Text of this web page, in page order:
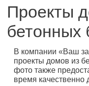
Проекты
бетонных
В компании «Ваш
проекты домов из
фото также
время качественно